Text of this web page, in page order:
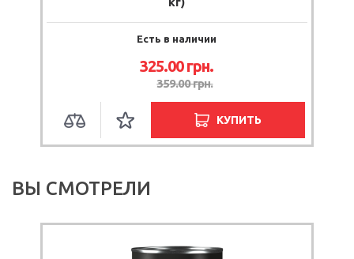
Есть в наличии
325.00грн.
359.00грн.
КУПИТЬ
ВЫ СМОТРЕЛИ